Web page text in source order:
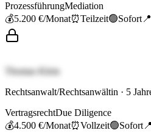
ProzessführungMediation
💰5.200 €/Monat⏰Teilzeit🟢Sofort 📍
Thomas Klein
Rechtsanwalt/Rechtsanwältin · 5
VertragsrechtDue Diligence
💰4.500 €/Monat⏰Vollzeit🟢Sofort 📍